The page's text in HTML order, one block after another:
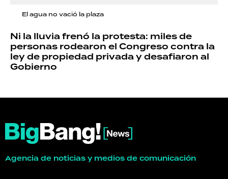
El agua no vació la plaza
Ni la lluvia frenó la protesta: miles de
personas rodearon el Congreso contra la
ley de propiedad privada y desafiaron al
Gobierno
Agencia de noticias y medios de comunicación